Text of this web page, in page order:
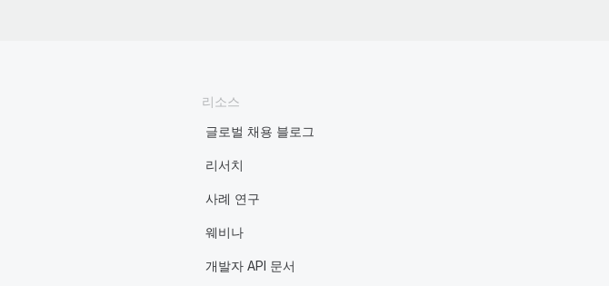
리소스
글로벌 채용 블로그
리서치
사례 연구
웨비나
개발자 API 문서